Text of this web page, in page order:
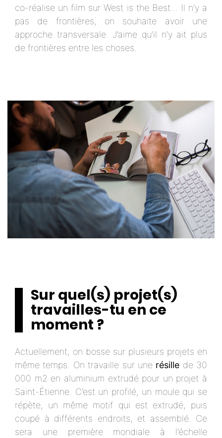
co-réalise un film sur West is the Best… Il n’y a
pas de frontières, on souhaite avoir une
approche transversale. J’aime qu’il n’y ait plus
de frontières entre les choses.
Sur quel(s) projet(s)
travailles-tu en ce
moment ?
Actuellement, on bosse sur plusieurs projets en
même temps. On travaille sur une résille de 30
000 m2 en aluminium extrudé pour un projet à
Saint-Étienne. C’est un profilé, un moule qui se
répète, un même motif qui est extrudé, puis
coupé à différents endroits, et assemblé. Ce
sera une première mondiale à l’échelle